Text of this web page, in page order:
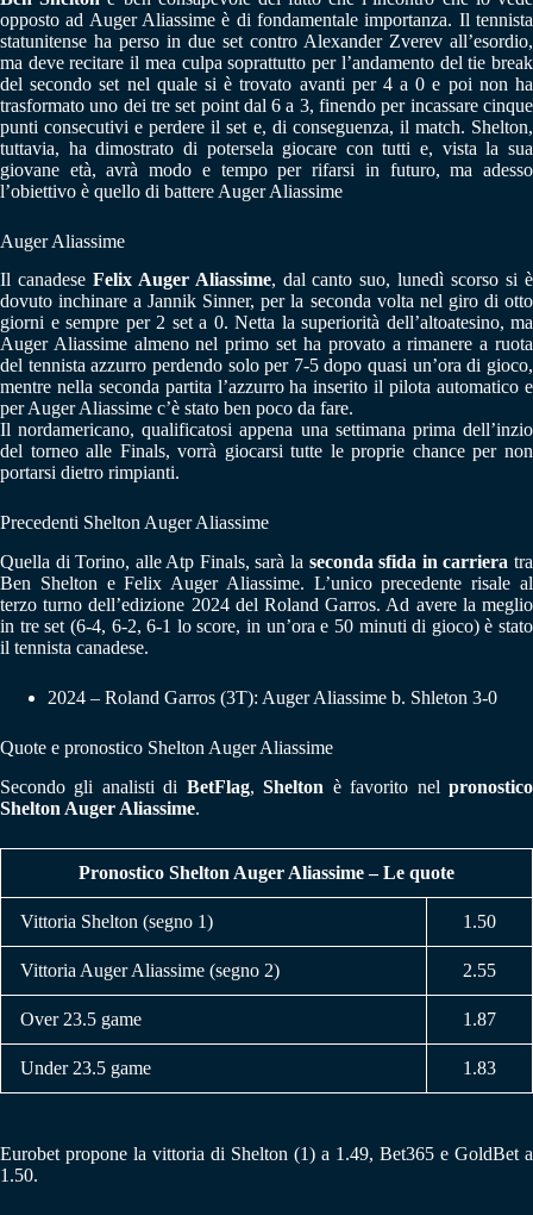
opposto ad Auger Aliassime è di fondamentale importanza. Il tennista
statunitense ha perso in due set contro Alexander Zverev all’esordio,
ma deve recitare il mea culpa soprattutto per l’andamento del tie break
del secondo set nel quale si è trovato avanti per 4 a 0 e poi non ha
trasformato uno dei tre set point dal 6 a 3, finendo per incassare cinque
punti consecutivi e perdere il set e, di conseguenza, il match. Shelton,
tuttavia, ha dimostrato di potersela giocare con tutti e, vista la sua
giovane età, avrà modo e tempo per rifarsi in futuro, ma adesso
l’obiettivo è quello di battere Auger Aliassime
Auger Aliassime
Il canadese Felix Auger Aliassime, dal canto suo, lunedì scorso si è
dovuto inchinare a Jannik Sinner, per la seconda volta nel giro di otto
giorni e sempre per 2 set a 0. Netta la superiorità dell’altoatesino, ma
Auger Aliassime almeno nel primo set ha provato a rimanere a ruota
del tennista azzurro perdendo solo per 7-5 dopo quasi un’ora di gioco,
mentre nella seconda partita l’azzurro ha inserito il pilota automatico e
per Auger Aliassime c’è stato ben poco da fare.
Il nordamericano, qualificatosi appena una settimana prima dell’inzio
del torneo alle Finals, vorrà giocarsi tutte le proprie chance per non
portarsi dietro rimpianti.
Precedenti Shelton Auger Aliassime
Quella di Torino, alle Atp Finals, sarà la seconda sfida in carriera tra
Ben Shelton e Felix Auger Aliassime. L’unico precedente risale al
terzo turno dell’edizione 2024 del Roland Garros. Ad avere la meglio
in tre set (6-4, 6-2, 6-1 lo score, in un’ora e 50 minuti di gioco) è stato
il tennista canadese.
2024 – Roland Garros (3T): Auger Aliassime b. Shleton 3-0
Quote e pronostico Shelton Auger Aliassime
Secondo gli analisti di BetFlag,Shelton è favorito nelpronostico
Shelton Auger Aliassime.
Pronostico Shelton Auger Aliassime – Le quote
Vittoria Shelton (segno 1) 1.50
Vittoria Auger Aliassime (segno 2) 2.55
Over 23.5 game 1.87
Under 23.5 game 1.83
Eurobet propone la vittoria di Shelton (1) a 1.49, Bet365 e GoldBet a
1.50.